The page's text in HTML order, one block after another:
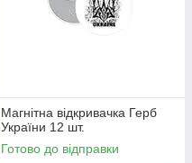
Магнітна відкривачка Герб
України 12 шт.
Готово до відправки